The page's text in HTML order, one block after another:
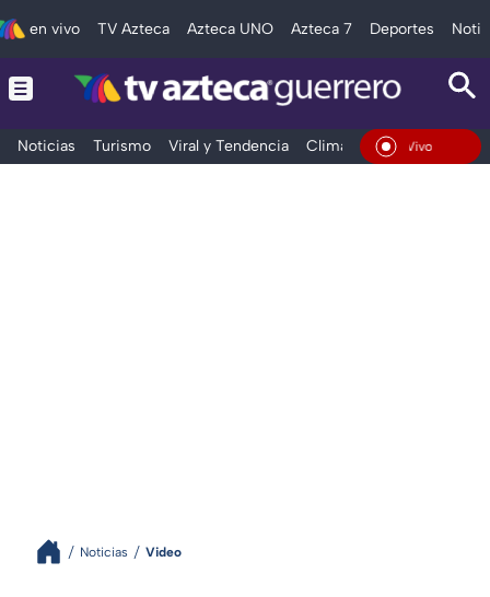
en vivo TV Azteca Azteca UNO Azteca 7 Deportes
Noticias Turismo Viral y Tendencia Clima Deportes
En Vivo
Noticias Video